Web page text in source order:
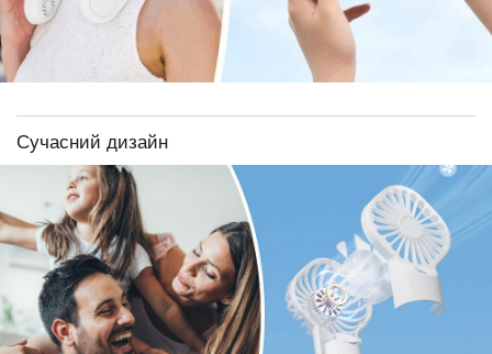
Сучасний дизайн